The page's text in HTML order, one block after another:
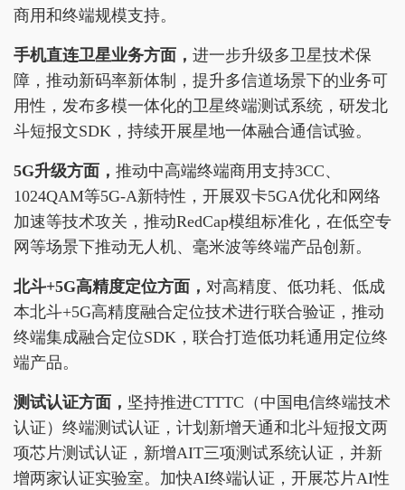
商用和终端规模支持。
手机直连卫星业务方面， 进一步升级多卫星技术保
障，推动新码率新体制，提升多信道场景下的业务可
用性，发布多模一体化的卫星终端测试系统，研发北
斗短报文SDK，持续开展星地一体融合通信试验。
5G升级方面， 推动中高端终端商用支持3CC、
1024QAM等5G-A新特性，开展双卡5GA优化和网络
加速等技术攻关，推动RedCap模组标准化，在低空专
网等场景下推动无人机、毫米波等终端产品创新。
北斗+5G高精度定位方面， 对高精度、低功耗、低成
本北斗+5G高精度融合定位技术进行联合验证，推动
终端集成融合定位SDK，联合打造低功耗通用定位终
端产品。
测试认证方面， 坚持推进CTTTC（中国电信终端技术
认证）终端测试认证，计划新增天通和北斗短报文两
项芯片测试认证，新增AIT三项测试系统认证，并新
增两家认证实验室。加快AI终端认证，开展芯片AI性